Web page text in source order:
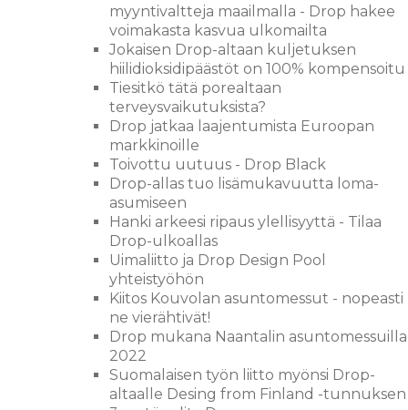
myyntivaltteja maailmalla - Drop hakee
voimakasta kasvua ulkomailta
Jokaisen Drop-altaan kuljetuksen
hiilidioksidipäästöt on 100% kompensoitu
Tiesitkö tätä porealtaan
terveysvaikutuksista?
Drop jatkaa laajentumista Euroopan
markkinoille
Toivottu uutuus - Drop Black
Drop-allas tuo lisämukavuutta loma-
asumiseen
Hanki arkeesi ripaus ylellisyyttä - Tilaa
Drop-ulkoallas
Uimaliitto ja Drop Design Pool
yhteistyöhön
Kiitos Kouvolan asuntomessut - nopeasti
ne vierähtivät!
Drop mukana Naantalin asuntomessuilla
2022
Suomalaisen työn liitto myönsi Drop-
altaalle Desing from Finland -tunnuksen